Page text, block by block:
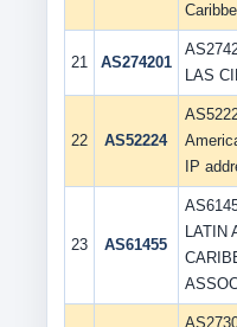
21 AS274201
LAS
22 AS52224
IP
23 AS61455
LATIN